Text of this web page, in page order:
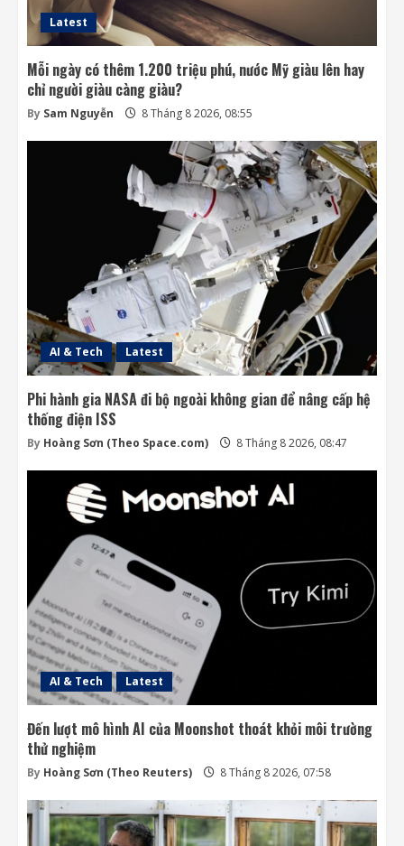
Latest
Mỗi ngày có thêm 1.200 triệu phú, nước Mỹ giàu lên hay
chỉ người giàu càng giàu?
By Sam Nguyễn 8 Tháng 8 2026, 08:55
AI & Tech Latest
Phi hành gia NASA đi bộ ngoài không gian để nâng cấp hệ
thống điện ISS
By Hoàng Sơn (Theo Space.com) 8 Tháng 8 2026, 08:47
AI & Tech Latest
Đến lượt mô hình AI của Moonshot thoát khỏi môi trường
thử nghiệm
By Hoàng Sơn (Theo Reuters) 8 Tháng 8 2026, 07:58